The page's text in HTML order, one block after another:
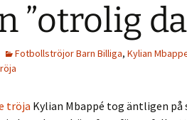
”otrolig
Fotbollströjor Barn Billiga, Kylian
tröja Kylian Mbappé tog äntligen på